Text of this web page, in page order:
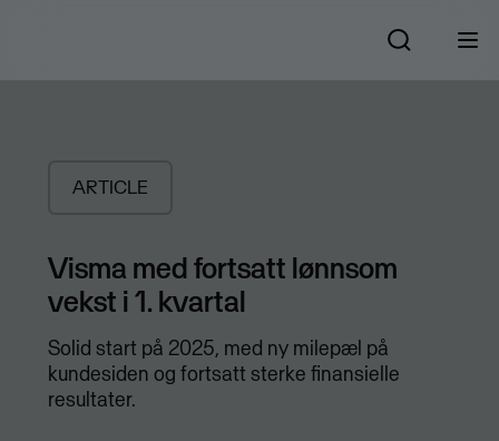
ARTICLE
Visma med fortsatt lønnsom
vekst i 1. kvartal
Solid start på 2025, med ny milepæl på
kundesiden og fortsatt sterke finansielle
resultater.